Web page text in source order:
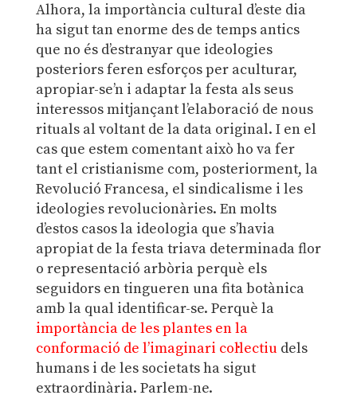
Alhora, la importància cultural d’este dia
ha sigut tan enorme des de temps antics
que no és d’estranyar que ideologies
posteriors feren esforços per aculturar,
apropiar-se’n i adaptar la festa als seus
interessos mitjançant l’elaboració de nous
rituals al voltant de la data original. I en el
cas que estem comentant això ho va fer
tant el cristianisme com, posteriorment, la
Revolució Francesa, el sindicalisme i les
ideologies revolucionàries. En molts
d’estos casos la ideologia que s’havia
apropiat de la festa triava determinada flor
o representació arbòria perquè els
seguidors en tingueren una fita botànica
amb la qual identificar-se. Perquè la
importància de les plantes en la
conformació de l’imaginari col·lectiudels
humans i de les societats ha sigut
extraordinària. Parlem-ne.